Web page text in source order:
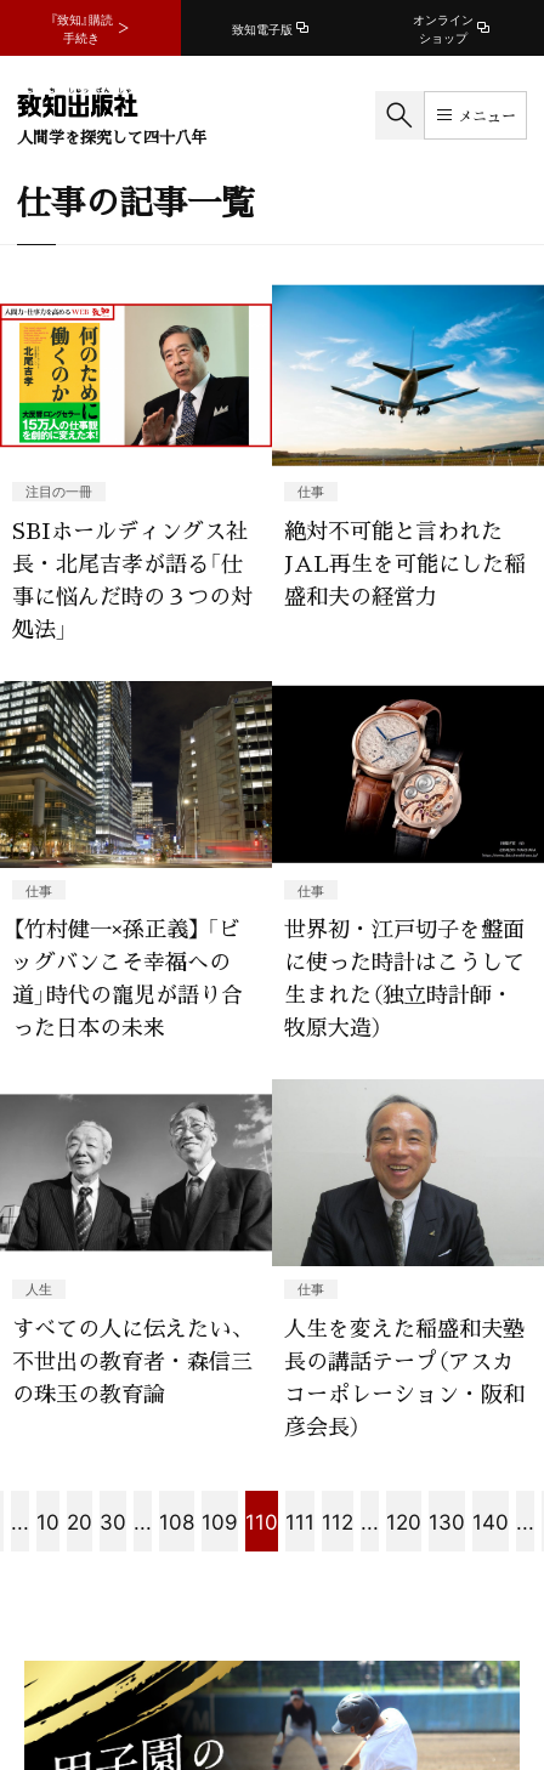
『致知』購読
手続き
致知電子版
オンライン
ショップ
人間学を探究して四十八年
メニュー
仕事の記事一覧
注目の一冊
SBIホールディングス社
長・北尾吉孝が語る「仕
事に悩んだ時の３つの対
処法」
仕事
絶対不可能と言われた
JAL再生を可能にした稲
盛和夫の経営力
仕事
【竹村健一×孫正義】 「ビ
ッグバンこそ幸福への
道」時代の寵児が語り合
った日本の未来
仕事
世界初・江戸切子を盤面
に使った時計はこうして
生まれた（独立時計師・
牧原大造）
人生
すべての人に伝えたい、
不世出の教育者・森信三
の珠玉の教育論
仕事
人生を変えた稲盛和夫塾
長の講話テープ（アスカ
コーポレーション・阪和
彦会長）
... 10 20 30 ... 108 109 110 111 112 ... 120 130 140 ...